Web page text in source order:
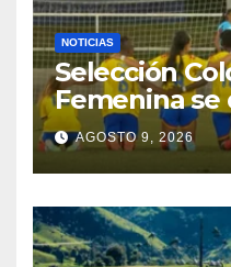
NOTICIAS
Selección
Femenina se
plata:
México en
Caribe
AGOSTO 9, 2026